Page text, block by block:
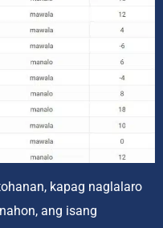
kapag naglalaro
ang isang